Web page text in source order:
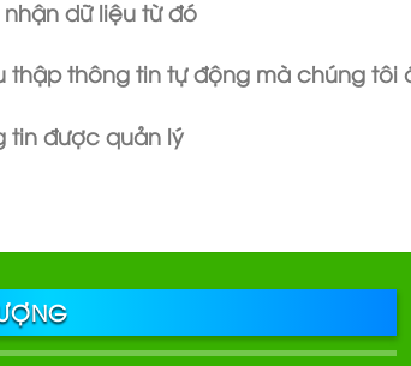
dữ liệu từ đó
thông tin tự động mà chúng tôi
tin được quản lý